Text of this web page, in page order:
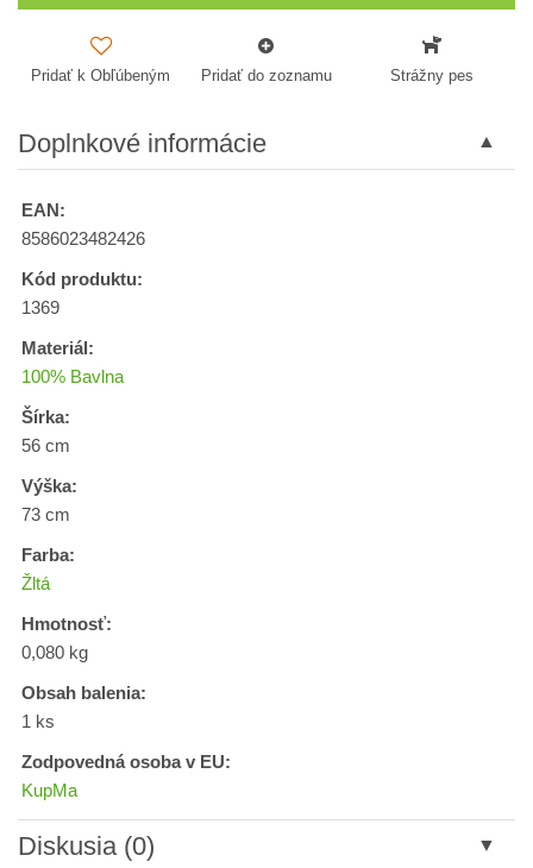
Pridať k Obľúbeným Pridať do zoznamu Strážny pes
Doplnkové informácie
EAN:
8586023482426
Kód produktu:
1369
Materiál:
100% Bavlna
Šírka:
56 cm
Výška:
73 cm
Farba:
Žltá
Hmotnosť:
0,080 kg
Obsah balenia:
1 ks
Zodpovedná osoba v EU:
KupMa
Diskusia (0)